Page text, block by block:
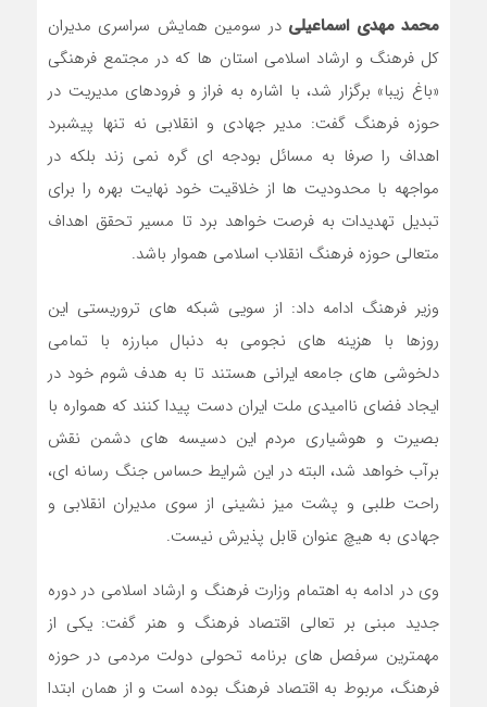
محمد مهدی اسماعیلی در سومین همایش سراسری مدیران
کل فرهنگ و ارشاد اسلامی استان ها که در مجتمع فرهنگی
«باغ زیبا» برگزار شد، با اشاره به فراز و فرودهای مدیریت در
حوزه فرهنگ گفت: مدیر جهادی و انقلابی نه تنها پیشبرد
اهداف را صرفا به مسائل بودجه ای گره نمی زند بلکه در
مواجهه با محدودیت ها از خلاقیت خود نهایت بهره را برای
تبدیل تهدیدات به فرصت خواهد برد تا مسیر تحقق اهداف
متعالی حوزه فرهنگ انقلاب اسلامی هموار باشد.
وزیر فرهنگ ادامه داد: از سویی شبکه های تروریستی این
روزها با هزینه های نجومی به دنبال مبارزه با تمامی
دلخوشی های جامعه ایرانی هستند تا به هدف شوم خود در
ایجاد فضای ناامیدی ملت ایران دست پیدا کنند که همواره با
بصیرت و هوشیاری مردم این دسیسه های دشمن نقش
برآب خواهد شد، البته در این شرایط حساس جنگ رسانه ای،
راحت طلبی و پشت میز نشینی از سوی مدیران انقلابی و
جهادی به هیچ عنوان قابل پذیرش نیست.
وی در ادامه به اهتمام وزارت فرهنگ و ارشاد اسلامی در دوره
جدید مبنی بر تعالی اقتصاد فرهنگ و هنر گفت: یکی از
مهمترین سرفصل های برنامه تحولی دولت مردمی در حوزه
فرهنگ، مربوط به اقتصاد فرهنگ بوده است و از همان ابتدا